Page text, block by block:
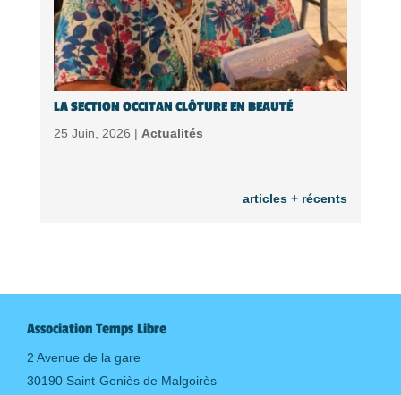
LA SECTION OCCITAN CLÔTURE EN BEAUTÉ
25 Juin, 2026 | Actualités
articles + récents
Association Temps Libre
2 Avenue de la gare
30190 Saint-Geniès de Malgoirès